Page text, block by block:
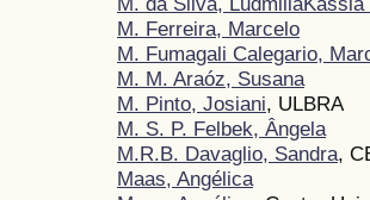
M. Ferreira, Marcelo
M. Fumagali Calegario,
M. M. Araóz, Susana
M. Pinto, Josiani, ULBRA
M. S. P. Felbek, Ângela
M.R.B. Davaglio, Sandra,
Maas, Angélica